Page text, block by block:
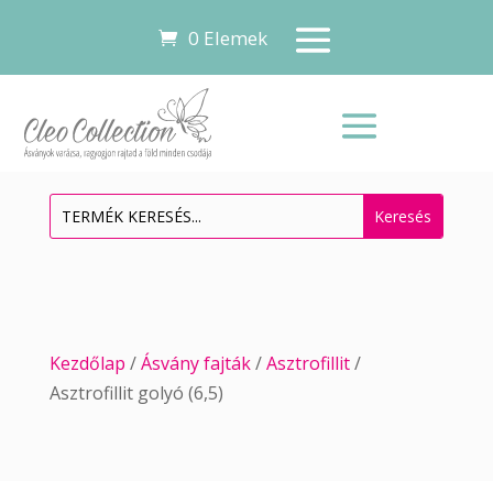
0 Elemek
Kezdőlap /Ásvány fajták/Asztrofillit/
Asztrofillit golyó (6,5)